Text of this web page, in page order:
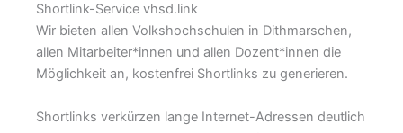
Shortlink-Service vhsd.link
Wir bieten allen Volkshochschulen in Dithmarschen,
allen Mitarbeiter*innen und allen Dozent*innen die
Möglichkeit an, kostenfrei Shortlinks zu generieren.
Shortlinks verkürzen lange Internet-Adressen deutlich